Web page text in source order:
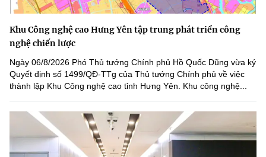
Khu Công nghệ cao Hưng Yên tập trung phát triển công
nghệ chiến lược
Ngày 06/8/2026 Phó Thủ tướng Chính phủ Hồ Quốc Dũng vừa ký
Quyết định số 1499/QĐ-TTg của Thủ tướng Chính phủ về việc
thành lập Khu Công nghệ cao tỉnh Hưng Yên. Khu công nghệ...